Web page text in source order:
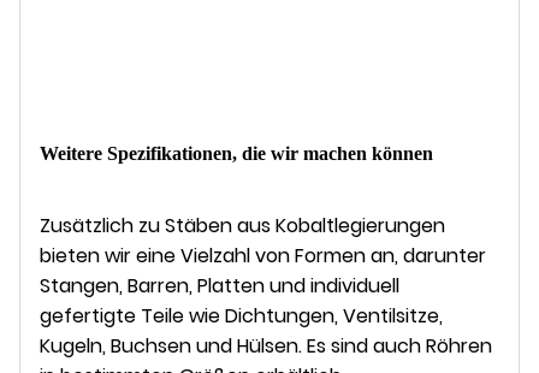
Weitere Spezifikationen, die wir machen können
Zusätzlich zu Stäben aus Kobaltlegierungen
bieten wir eine Vielzahl von Formen an, darunter
Stangen, Barren, Platten und individuell
gefertigte Teile wie Dichtungen, Ventilsitze,
Kugeln, Buchsen und Hülsen. Es sind auch Röhren